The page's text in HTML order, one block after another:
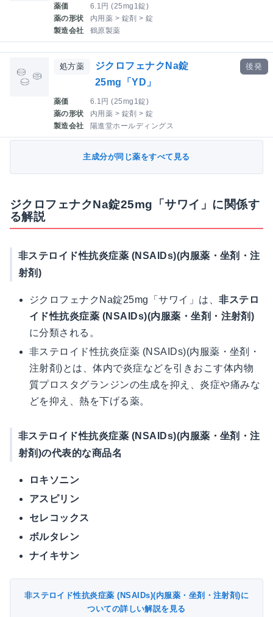
薬価
6.1円 (25mg1錠)
薬の形状
内用薬 > 錠剤 > 錠
製造会社
鶴原製薬
処方薬
ジクロフェナクNa錠
25mg「YD」
薬価
6.1円 (25mg1錠)
薬の形状
内用薬 > 錠剤 > 錠
製造会社
陽進堂ホールディングス
後発
主成分が同じ薬をすべて見る
ジクロフェナクNa錠25mg「サワイ」に関係す
る解説
非ステロイド性抗炎症薬 (NSAIDs)(内服薬・坐剤・注
射剤)
ジクロフェナクNa錠25mg「サワイ」は、非ステロ
イド性抗炎症薬 (NSAIDs)(内服薬・坐剤・注射剤)
に分類される。
非ステロイド性抗炎症薬 (NSAIDs)(内服薬・坐剤・
注射剤)とは、体内で炎症などを引きおこす体内物
質プロスタグランジンの生成を抑え、炎症や痛みな
どを抑え、熱を下げる薬。
非ステロイド性抗炎症薬 (NSAIDs)(内服薬・坐剤・注
射剤)の代表的な商品名
ロキソニン
アスピリン
セレコックス
ボルタレン
ナイキサン
非ステロイド性抗炎症薬 (NSAIDs)(内服薬・坐剤・注射剤)に
ついての詳しい解説を見る